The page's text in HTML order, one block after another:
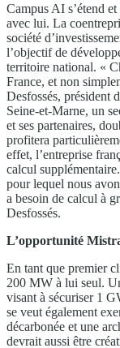
Campus AI s’étend
avec lui. La
société
l’objectif de
territoire national. «
France, et non
Desfossés, président
Seine-et-Marne, un
et ses partenaires,
profitera
effet, l’entreprise
calcul
pour lequel nous
a besoin de calcul à
Desfossés.
L’opportunité
En tant que premier
200 MW à lui seul.
visant à sécuriser 1
se veut également
décarbonée et une
devrait aussi être